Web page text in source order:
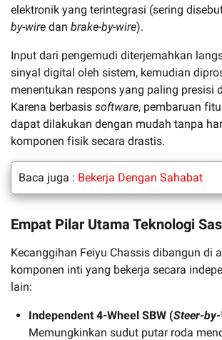
elektronik yang terintegrasi (sering
by-wire dan brake-by-wire).
Input dari pengemudi diterjemahkan
sinyal digital oleh sistem, kemudian
menentukan respons yang paling presisi
Karena berbasis software, pembaruan
dapat dilakukan dengan mudah tanpa
komponen fisik secara drastis.
Baca juga : Bekerja Dengan Sahabat
Empat Pilar Utama Teknologi
Kecanggihan Feiyu Chassis dibangun di
komponen inti yang bekerja secara
lain:
Independent 4-Wheel SBW (Steer-
Memungkinkan sudut putar roda